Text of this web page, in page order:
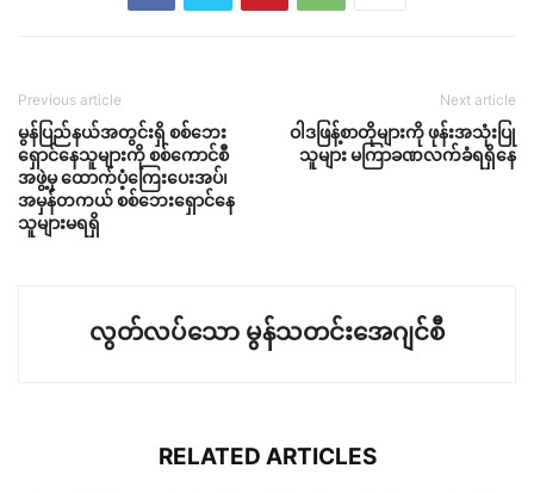
Previous article
မွန်ပြည်နယ်အတွင်းရှိ စစ်ဘေး
ရှောင်နေသူများကို စစ်ကောင်စီ
အဖွဲ့မှ ထောက်ပံ့ကြေးပေးအပ်၊
အမှန်တကယ် စစ်ဘေးရှောင်နေ
သူများမရရှိ
Next article
ဝါဒဖြန့်စာတိုများကို ဖုန်းအသုံးပြု
သူများ မကြာခဏလက်ခံရရှိနေ
လွတ်လပ်သော မွန်သတင်းအေဂျင်စီ
RELATED ARTICLES